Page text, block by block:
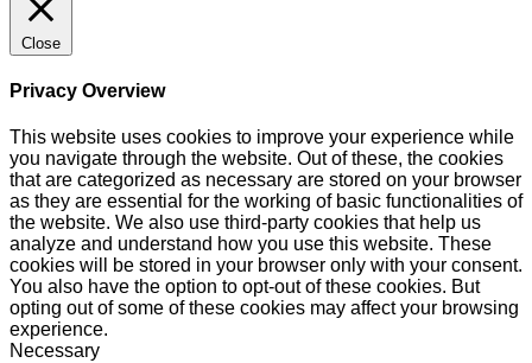
Close
Privacy Overview
This website uses cookies to improve your experience while
you navigate through the website. Out of these, the cookies
that are categorized as necessary are stored on your browser
as they are essential for the working of basic functionalities of
the website. We also use third-party cookies that help us
analyze and understand how you use this website. These
cookies will be stored in your browser only with your consent.
You also have the option to opt-out of these cookies. But
opting out of some of these cookies may affect your browsing
experience.
Necessary